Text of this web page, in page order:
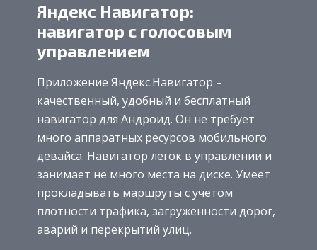
Яндекс Навигатор:
навигатор с голосовым
управлением
Приложение Яндекс.Навигатор –
качественный, удобный и бесплатный
навигатор для Андроид. Он не требует
много аппаратных ресурсов мобильного
девайса. Навигатор легок в управлении и
занимает не много места на диске. Умеет
прокладывать маршруты с учетом
плотности трафика, загруженности дорог,
аварий и перекрытий улиц.